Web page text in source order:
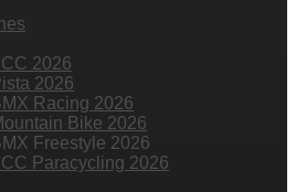
2026
2026
Racing 2026
Bike 2026
Freestyle 2026
Paracycling 2026